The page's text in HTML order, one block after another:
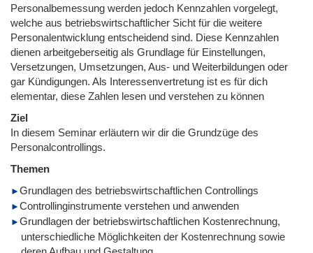
Personalbemessung werden jedoch Kennzahlen vorgelegt,
welche aus betriebswirtschaftlicher Sicht für die weitere
Personalentwicklung entscheidend sind. Diese Kennzahlen
dienen arbeitgeberseitig als Grundlage für Einstellungen,
Versetzungen, Umsetzungen, Aus- und Weiterbildungen oder
gar Kündigungen. Als Interessenvertretung ist es für dich
elementar, diese Zahlen lesen und verstehen zu können
Ziel
In diesem Seminar erläutern wir dir die Grundzüge des
Personalcontrollings.
Themen
Grundlagen des betriebswirtschaftlichen Controllings
Controllinginstrumente verstehen und anwenden
Grundlagen der betriebswirtschaftlichen Kostenrechnung,
unterschiedliche Möglichkeiten der Kostenrechnung sowie